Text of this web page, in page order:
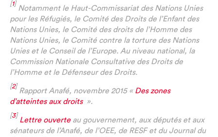
[1]
Notamment le Haut-Commissariat des Nations Unies
pour les Réfugiés, le Comité des Droits de l’Enfant des
Nations Unies, le Comité des droits de l’Homme des
Nations Unies, le Comité contre la torture des Nations
Unies et le Conseil de l’Europe. Au niveau national, la
Commission Nationale Consultative des Droits de
l’Homme et le Défenseur des Droits.
[2]
Rapport Anafé, novembre 2015 « Des zones
d’atteintes aux droits ».
[3]
Lettre ouverteau gouvernement, aux députés et aux
sénateurs de l’Anafé, de l’OEE, de RESF et du Journal du